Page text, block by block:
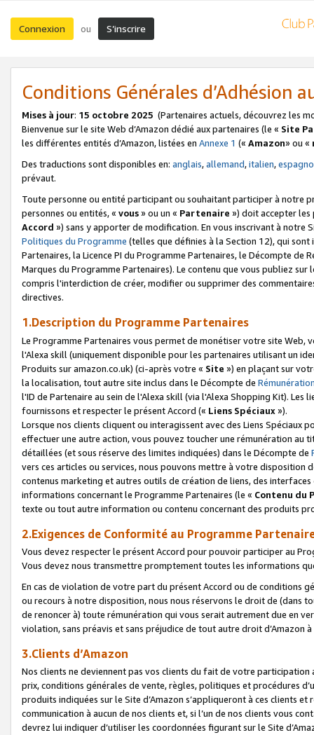
Connexion ou S’inscrire
Conditions Générales d’Adhésion
Mises à jour: 15 octobre 2025 (Partenaires actuels, découvrez les
Bienvenue sur le site Web d’Amazon dédié aux partenaires (le « Site
les différentes entités d’Amazon, listées en Annexe 1 (« Amazon» ou «
Des traductions sont disponibles en: anglais,allemand,italien,
prévaut.
Toute personne ou entité participant ou souhaitant participer à notre
personnes ou entités, « vous» ou un « Partenaire ») doit accepter les
Accord ») sans y apporter de modification. En vous inscrivant à notre
Politiques du Programme (telles que définies à la Section 12), qui
Partenaires, la Licence PI du Programme Partenaires, le Décompte de
Marques du Programme Partenaires). Le contenu que vous publiez
compris l'interdiction de créer, modifier ou supprimer des
directives.
1.Description du Programme Partenaires
Le Programme Partenaires vous permet de monétiser votre site Web,
l'Alexa skill (uniquement disponible pour les partenaires utilisant un
Produits sur amazon.co.uk) (ci-après votre « Site ») en plaçant sur
la localisation, tout autre site inclus dans le Décompte de
l'ID de Partenaire au sein de l'Alexa skill (via l'Alexa Shopping Kit).
fournissons et respecter le présent Accord (« Liens Spéciaux»).
Lorsque nos clients cliquent ou interagissent avec des Liens Spéciaux
effectuer une autre action, vous pouvez toucher une rémunération
détaillées (et sous réserve des limites indiquées) dans le Décompte de
vers ces articles ou services, nous pouvons mettre à votre disposition
contenus marketing et autres outils de création de liens, des
informations concernant le Programme Partenaires (le « Contenu du
texte ou tout autre information ou contenu concernant des produits
2.Exigences de Conformité au Programme
Vous devez respecter le présent Accord pour pouvoir participer au
Vous devez nous transmettre promptement toutes les informations
En cas de violation de votre part du présent Accord ou de conditions
ou recours à notre disposition, nous nous réservons le droit de (dans
de renoncer à) toute rémunération qui vous serait autrement due en
violation, sans préavis et sans préjudice de tout autre droit
3.Clients d’Amazon
Nos clients ne deviennent pas vos clients du fait de votre
prix, conditions générales de vente, règles, politiques et procédures
produits indiquées sur le Site d’Amazon s’appliqueront à ces clients
communication à aucun de nos clients et, si l’un de nos clients vous
devrez lui indiquer d’utiliser les coordonnées figurant sur le Site